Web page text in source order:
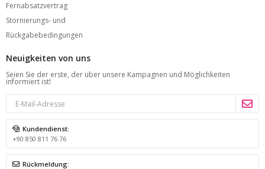
Fernabsatzvertrag
Stornierungs- und
Rückgabebedingungen
Neuigkeiten von uns
Seien Sie der erste, der über unsere Kampagnen und Möglichkeiten
informiert ist!
Kundendienst:
+90 850 811 76 76
Rückmeldung: